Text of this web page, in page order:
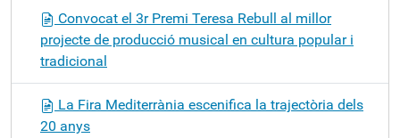
Convocat el 3r Premi Teresa Rebull al millor
projecte de producció musical en cultura popular i
tradicional
La Fira Mediterrània escenifica la trajectòria dels
20 anys